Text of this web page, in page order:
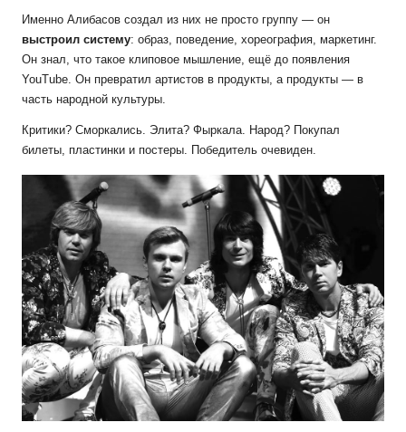
Именно Алибасов создал из них не просто группу — он
выстроил систему: образ, поведение, хореография, маркетинг.
Он знал, что такое клиповое мышление, ещё до появления
YouTube. Он превратил артистов в продукты, а продукты — в
часть народной культуры.
Критики? Сморкались. Элита? Фыркала. Народ? Покупал
билеты, пластинки и постеры. Победитель очевиден.